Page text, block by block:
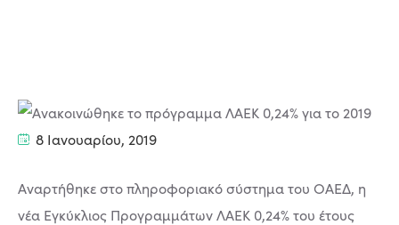
8 Ιανουαρίου, 2019
Αναρτήθηκε στο πληροφοριακό σύστημα του ΟΑΕΔ, η
νέα Εγκύκλιος Προγραμμάτων ΛΑΕΚ 0,24% του έτους